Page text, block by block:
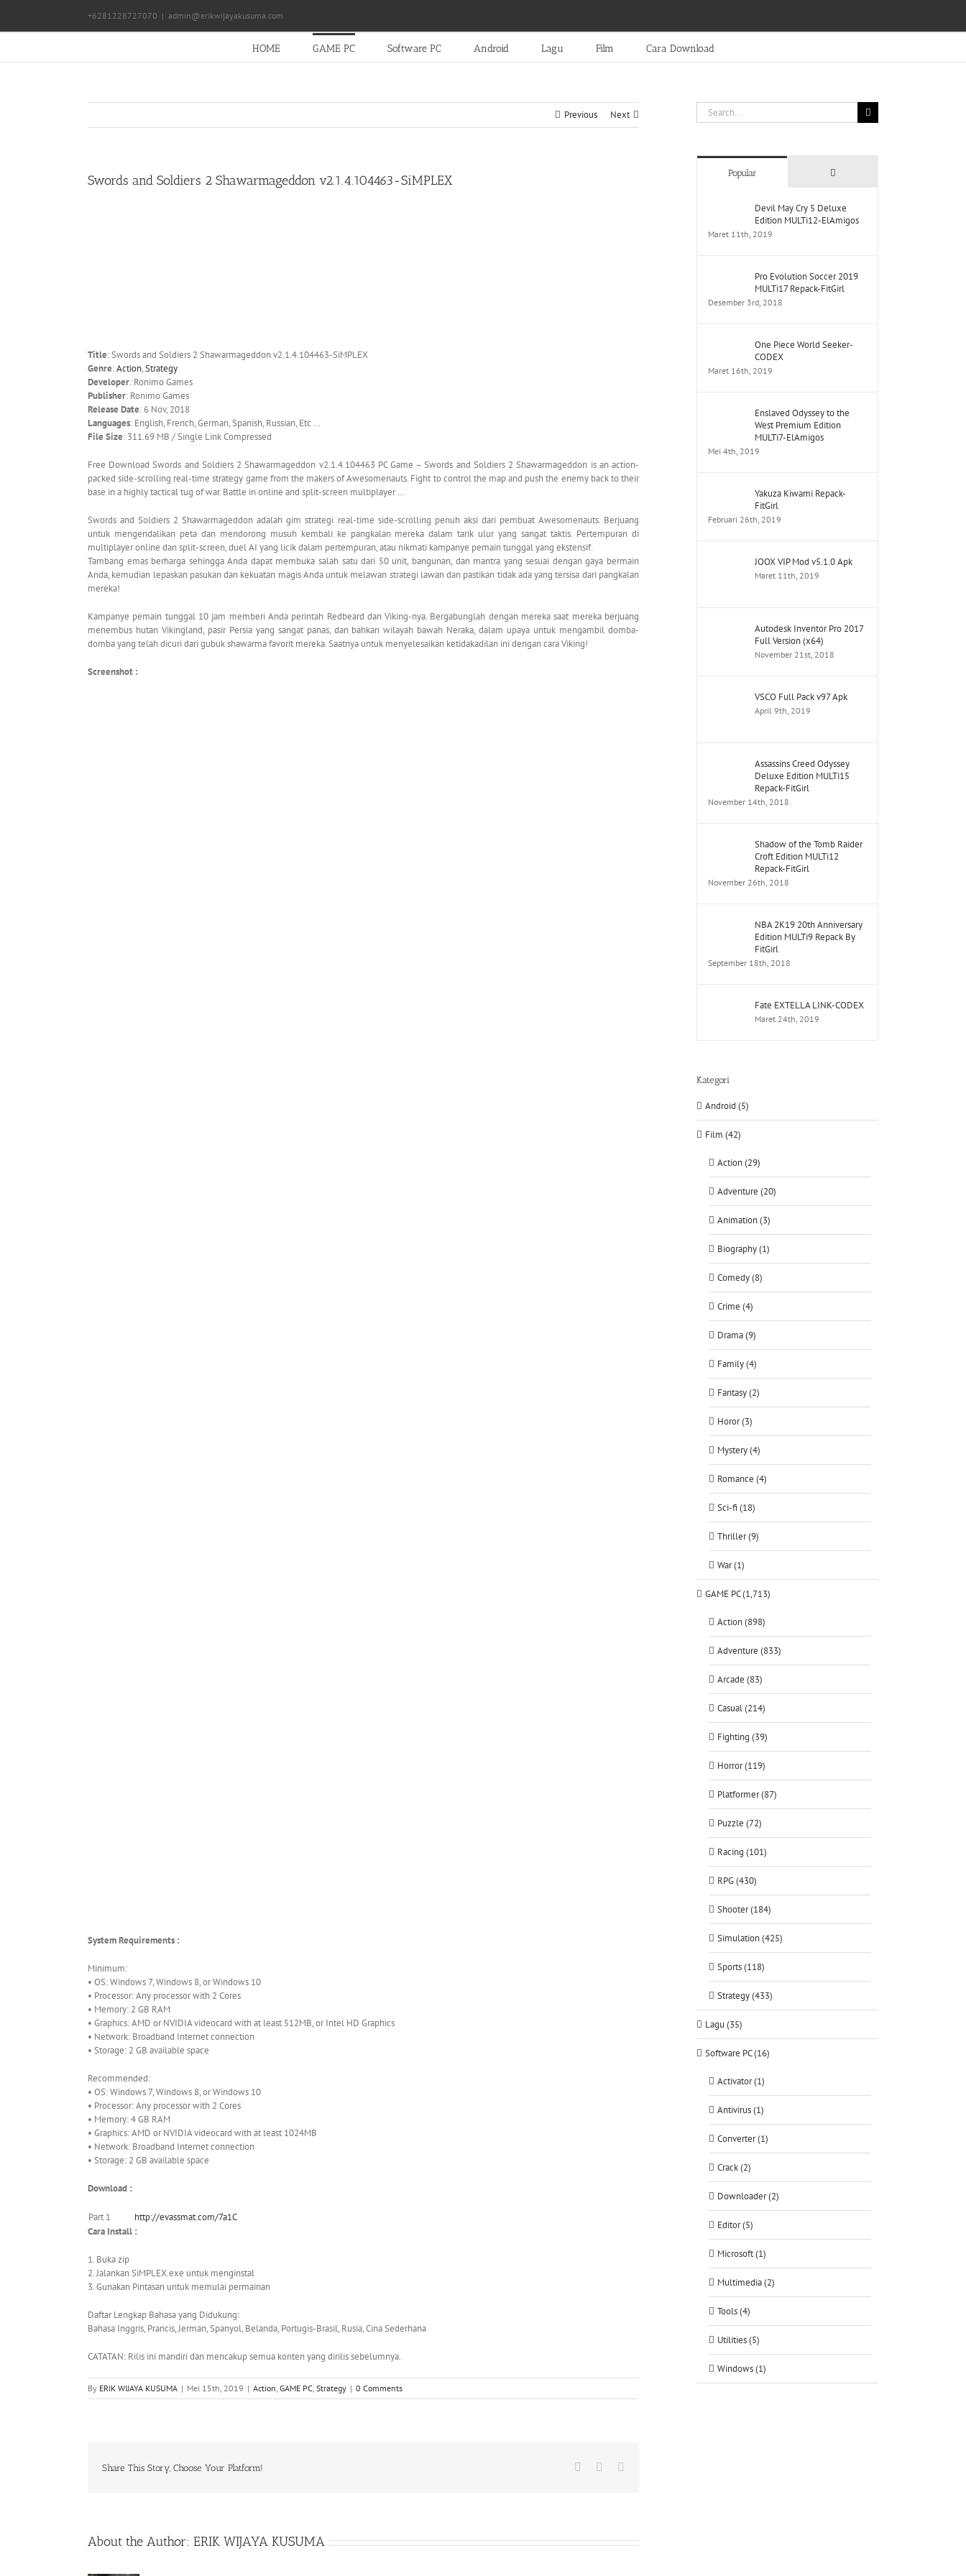
content
+6281228727070 | admin@erikwijayakusuma.com
HOME GAME PC Software PC Android Lagu Film Cara Download
Previous Next
Swords and Soldiers 2 Shawarmageddon v2.1.4.104463-SiMPLEX
Title: Swords and Soldiers 2 Shawarmageddon v2.1.4.104463-SiMPLEX
Genre:Action,Strategy
Developer: Ronimo Games
Publisher: Ronimo Games
Release Date: 6 Nov, 2018
Languages: English, French, German, Spanish, Russian, Etc …
File Size: 311.69 MB / Single Link Compressed
Free Download Swords and Soldiers 2 Shawarmageddon v2.1.4.104463 PC Game – Swords and Soldiers 2 Shawarmageddon is an action-
packed side-scrolling real-time strategy game from the makers of Awesomenauts. Fight to control the map and push the enemy back to their
base in a highly tactical tug of war. Battle in online and split-screen multiplayer …
Swords and Soldiers 2 Shawarmageddon adalah gim strategi real-time side-scrolling penuh aksi dari pembuat Awesomenauts. Berjuang
untuk mengendalikan peta dan mendorong musuh kembali ke pangkalan mereka dalam tarik ulur yang sangat taktis. Pertempuran di
multiplayer online dan split-screen, duel AI yang licik dalam pertempuran, atau nikmati kampanye pemain tunggal yang ekstensif.
Tambang emas berharga sehingga Anda dapat membuka salah satu dari 50 unit, bangunan, dan mantra yang sesuai dengan gaya bermain
Anda, kemudian lepaskan pasukan dan kekuatan magis Anda untuk melawan strategi lawan dan pastikan tidak ada yang tersisa dari pangkalan
mereka!
Kampanye pemain tunggal 10 jam memberi Anda perintah Redbeard dan Viking-nya. Bergabunglah dengan mereka saat mereka berjuang
menembus hutan Vikingland, pasir Persia yang sangat panas, dan bahkan wilayah bawah Neraka, dalam upaya untuk mengambil domba-
domba yang telah dicuri dari gubuk shawarma favorit mereka. Saatnya untuk menyelesaikan ketidakadilan ini dengan cara Viking!
Screenshot :
System Requirements :
Minimum:
• OS: Windows 7, Windows 8, or Windows 10
• Processor: Any processor with 2 Cores
• Memory: 2 GB RAM
• Graphics: AMD or NVIDIA videocard with at least 512MB, or Intel HD Graphics
• Network: Broadband Internet connection
• Storage: 2 GB available space
Recommended:
• OS: Windows 7, Windows 8, or Windows 10
• Processor: Any processor with 2 Cores
• Memory: 4 GB RAM
• Graphics: AMD or NVIDIA videocard with at least 1024MB
• Network: Broadband Internet connection
• Storage: 2 GB available space
Download :
Part 1
http://evassmat.com/7a1C
Cara Install :
1. Buka zip
2. Jalankan SiMPLEX.exe untuk menginstal
3. Gunakan Pintasan untuk memulai permainan
Daftar Lengkap Bahasa yang Didukung:
Bahasa Inggris, Prancis, Jerman, Spanyol, Belanda, Portugis-Brasil, Rusia, Cina Sederhana
CATATAN: Rilis ini mandiri dan mencakup semua konten yang dirilis sebelumnya.
By ERIK WIJAYA KUSUMA | Mei 15th, 2019 | Action, GAME PC, Strategy | 0 Comments
Share This Story, Choose Your Platform! Facebook
About the Author: ERIK WIJAYA KUSUMA
Search
for:
Popular Comments
Devil May Cry 5 Deluxe
Edition MULTi12-ElAmigos
Maret 11th, 2019
Pro Evolution Soccer 2019
MULTi17 Repack-FitGirl
Desember 3rd, 2018
One Piece World Seeker-
CODEX
Maret 16th, 2019
Enslaved Odyssey to the
West Premium Edition
MULTi7-ElAmigos
Mei 4th, 2019
Yakuza Kiwami Repack-
FitGirl
Februari 26th, 2019
JOOX VIP Mod v5.1.0 Apk
Maret 11th, 2019
Autodesk Inventor Pro 2017
Full Version (x64)
November 21st, 2018
VSCO Full Pack v97 Apk
April 9th, 2019
Assassins Creed Odyssey
Deluxe Edition MULTi15
Repack-FitGirl
November 14th, 2018
Shadow of the Tomb Raider
Croft Edition MULTi12
Repack-FitGirl
November 26th, 2018
NBA 2K19 20th Anniversary
Edition MULTi9 Repack By
FitGirl
September 18th, 2018
Fate EXTELLA LINK-CODEX
Maret 24th, 2019
Kategori
Android (5)
Film (42)
Action (29)
Adventure (20)
Animation (3)
Biography (1)
Comedy (8)
Crime (4)
Drama (9)
Family (4)
Fantasy (2)
Horor (3)
Mystery (4)
Romance (4)
Sci-fi (18)
Thriller (9)
War (1)
GAME PC (1,713)
Action (898)
Adventure (833)
Arcade (83)
Casual (214)
Fighting (39)
Horror (119)
Platformer (87)
Puzzle (72)
Racing (101)
RPG (430)
Shooter (184)
Simulation (425)
Sports (118)
Strategy (433)
Lagu (35)
Software PC (16)
Activator (1)
Antivirus (1)
Converter (1)
Crack (2)
Downloader (2)
Editor (5)
Microsoft (1)
Multimedia (2)
Tools (4)
Utilities (5)
Windows (1)